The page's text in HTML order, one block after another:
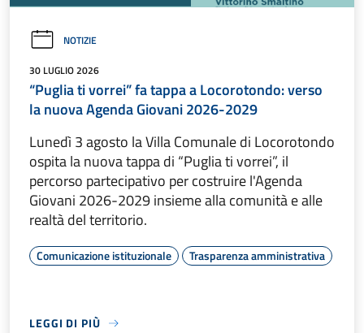
NOTIZIE
30 LUGLIO 2026
“Puglia ti vorrei” fa tappa a Locorotondo: verso
la nuova Agenda Giovani 2026-2029
Lunedì 3 agosto la Villa Comunale di Locorotondo
ospita la nuova tappa di “Puglia ti vorrei”, il
percorso partecipativo per costruire l'Agenda
Giovani 2026-2029 insieme alla comunità e alle
realtà del territorio.
Comunicazione istituzionale Trasparenza amministrativa
LEGGI DI PIÙ